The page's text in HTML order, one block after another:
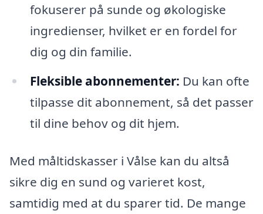
fokuserer på sunde og økologiske
ingredienser, hvilket er en fordel for
dig og din familie.
Fleksible abonnementer: Du kan ofte
tilpasse dit abonnement, så det passer
til dine behov og dit hjem.
Med måltidskasser i Vålse kan du altså
sikre dig en sund og varieret kost,
samtidig med at du sparer tid. De mange